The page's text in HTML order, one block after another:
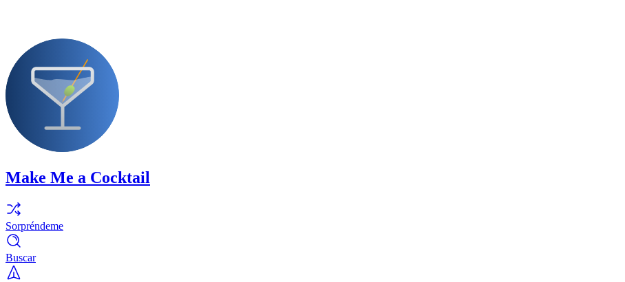
Make Me a Cocktail
Sorpréndeme
Buscar